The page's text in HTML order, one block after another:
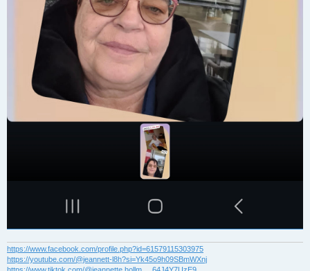
https://www.facebook.com/profile.php?id=61579115303975
https://youtube.com/@jeannett-l8h?si=Yk45o9h09SBmWXnj